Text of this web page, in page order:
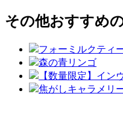
その他おすすめ
フォーミルクティ
森の青リンゴ
【数量限定】イン
焦がしキャラメリ